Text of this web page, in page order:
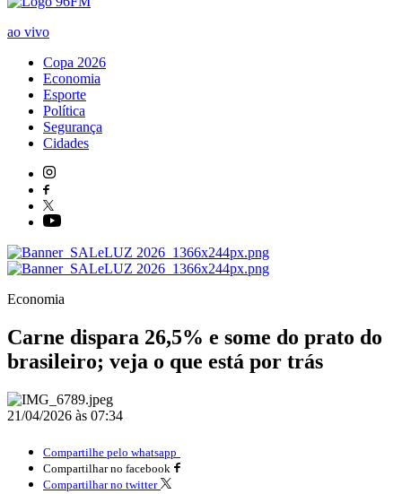
ao vivo
Copa 2026
Economia
Esporte
Política
Segurança
Cidades
Economia
Carne dispara 26,5% e some do prato do
brasileiro; veja o que está por trás
21/04/2026 às 07:34
Compartilhe pelo whatsapp
Compartilhar no facebook
Compartilhar no twitter